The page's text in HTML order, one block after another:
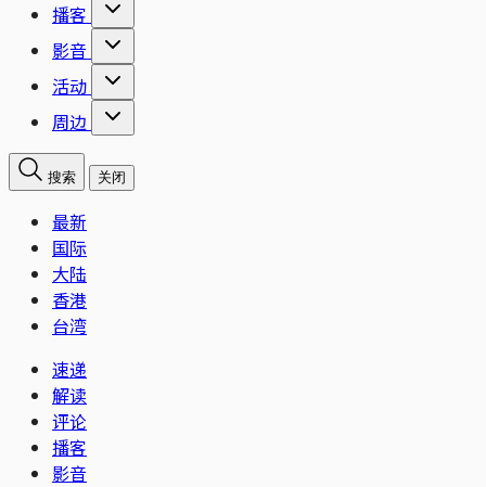
播客
影音
活动
周边
搜索 关闭
最新
国际
大陆
香港
台湾
速递
解读
评论
播客
影音